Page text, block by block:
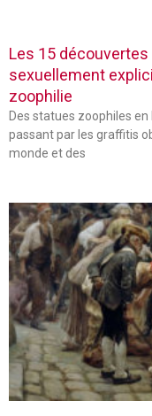
Les 15
sexuellement
zoophilie
Des statues zoophiles
passant par les graffitis
monde et des